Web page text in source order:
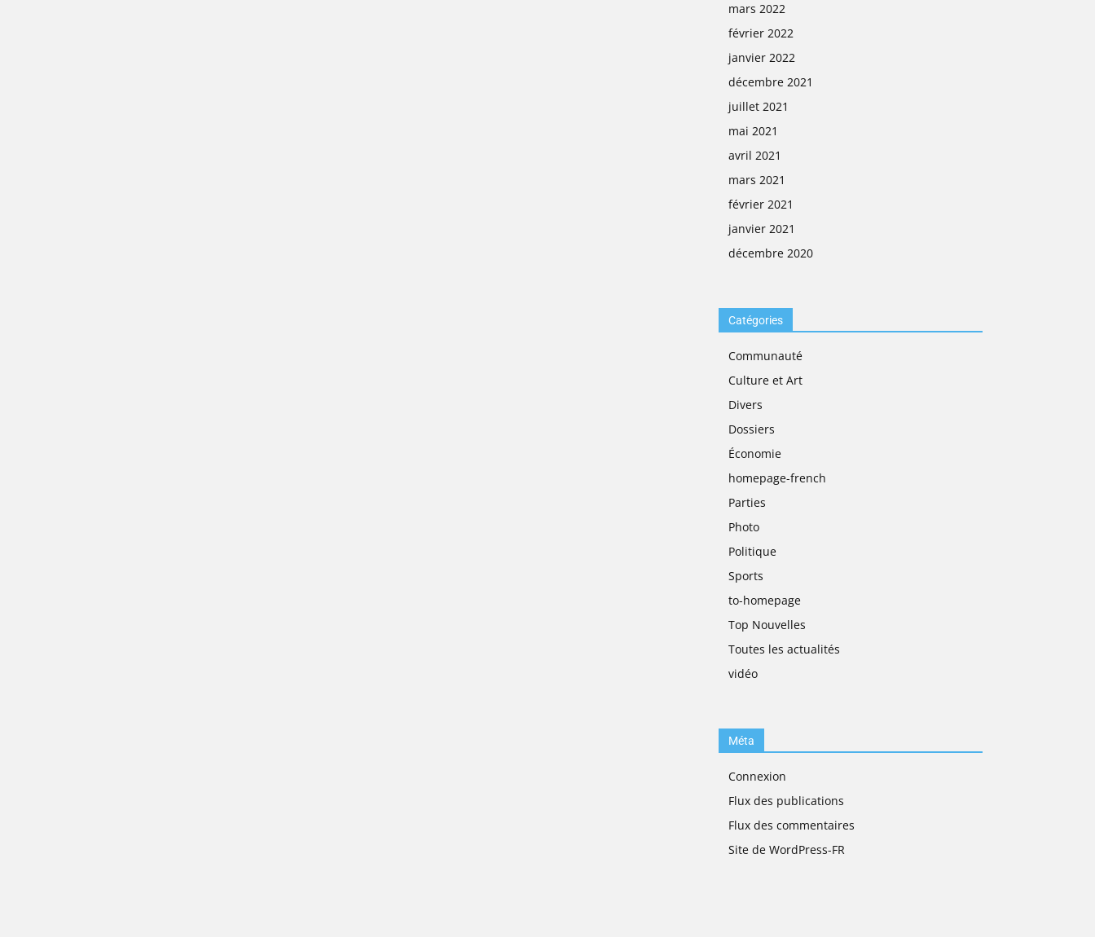
mars 2022
février 2022
janvier 2022
décembre 2021
juillet 2021
mai 2021
avril 2021
mars 2021
février 2021
janvier 2021
décembre 2020
Catégories
Communauté
Culture et Art
Divers
Dossiers
Économie
homepage-french
Parties
Photo
Politique
Sports
to-homepage
Top Nouvelles
Toutes les actualités
vidéo
Méta
Connexion
Flux des publications
Flux des commentaires
Site de WordPress-FR